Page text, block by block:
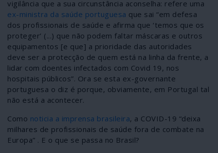
vigilância que a sua circunstância aconselha: refere uma
ex-ministra da saúde portuguesa que sai “em defesa
dos profissionais de saúde e afirma que ‘temos que os
proteger’ (...) que não podem faltar máscaras e outros
equipamentos [e que] a prioridade das autoridades
deve ser a protecção de quem está na linha da frente, a
lidar com doentes infectados com Covid 19, nos
hospitais públicos”. Ora se esta ex-governante
portuguesa o diz é porque, obviamente, em Portugal tal
não está a acontecer.
Como noticia a imprensa brasileira, a COVID-19 “deixa
milhares de profissionais de saúde fora de combate na
Europa” . E o que se passa no Brasil?